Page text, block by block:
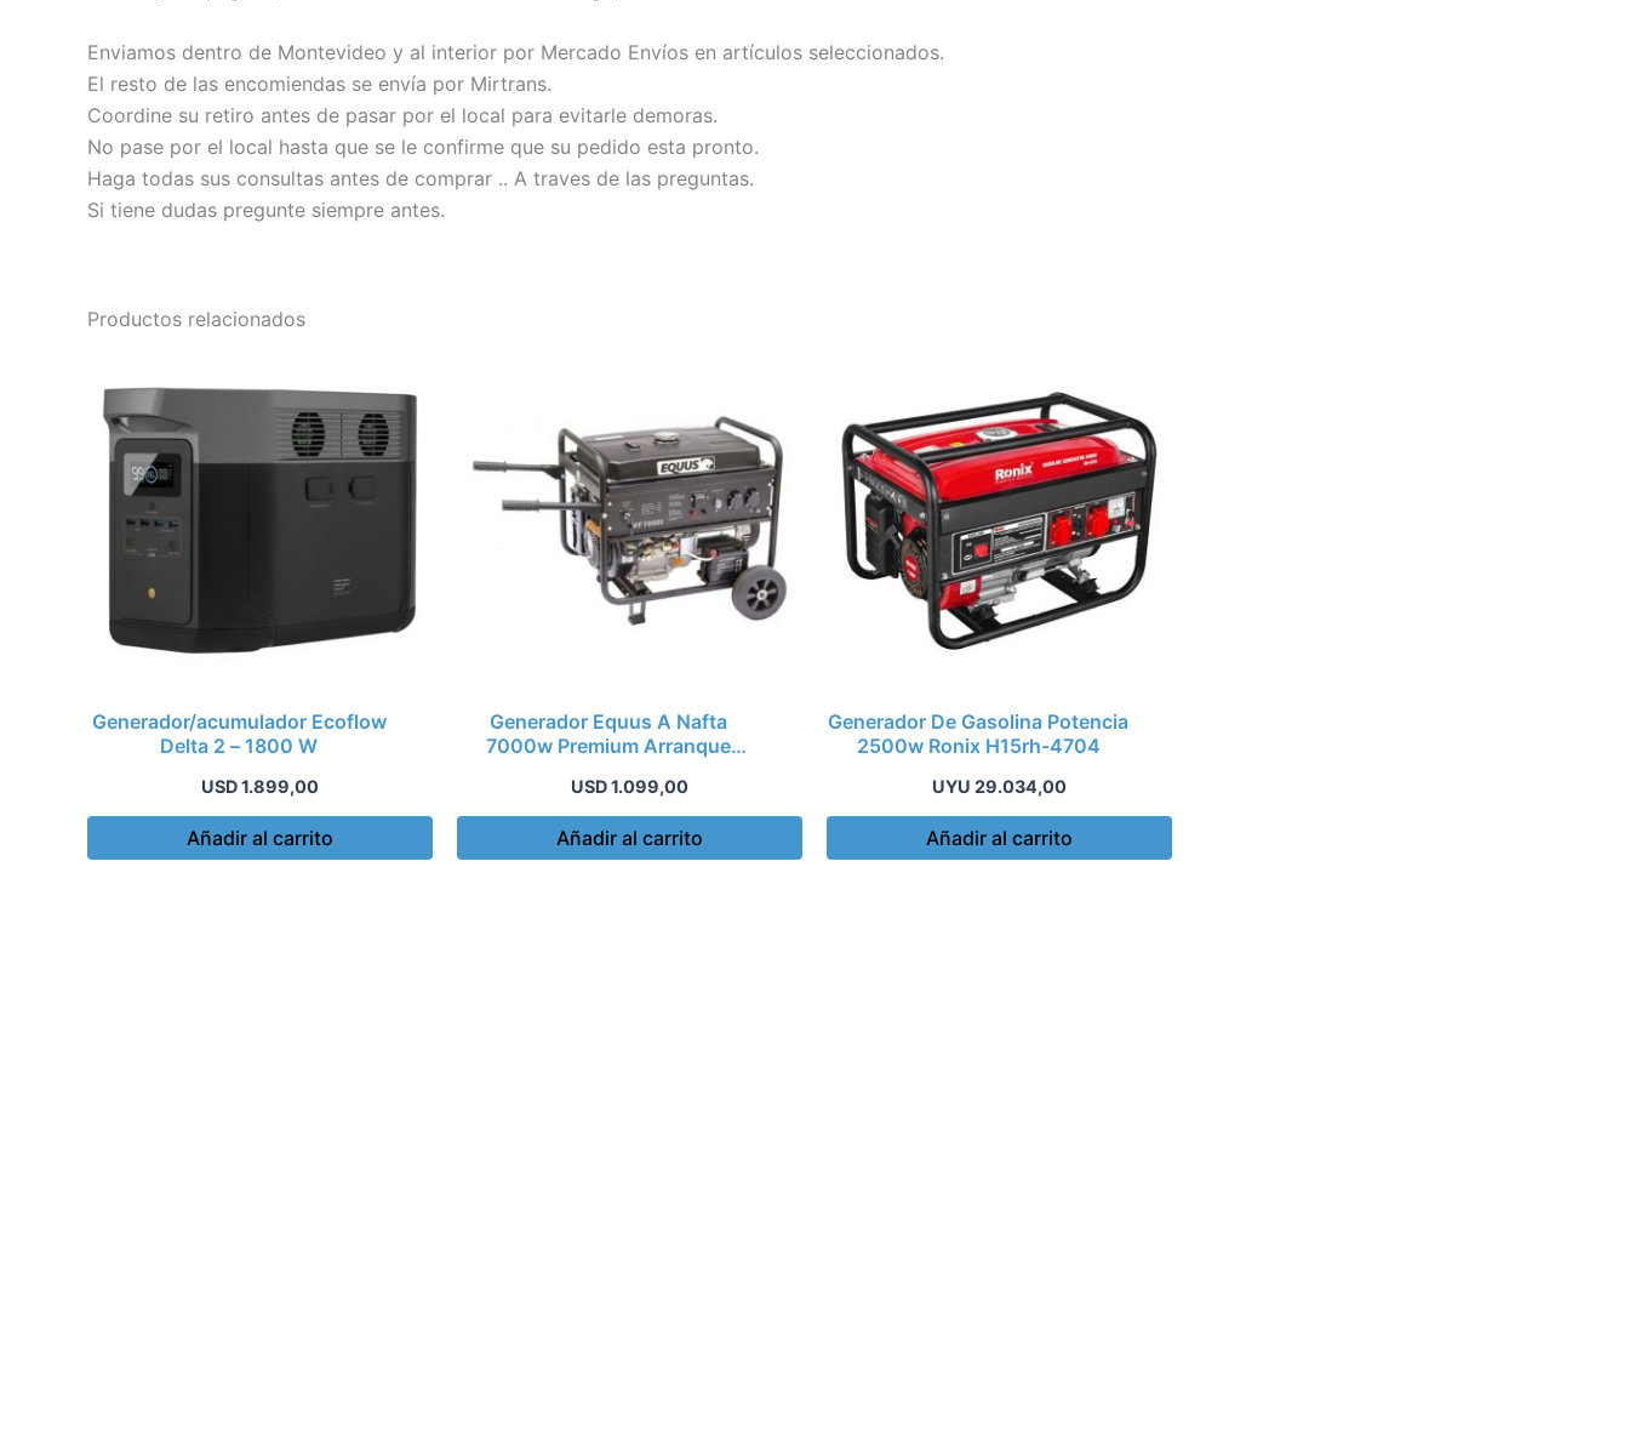
Enviamos dentro de Montevideo y al interior por Mercado Envíos en artículos seleccionados.
El resto de las encomiendas se envía por Mirtrans.
Coordine su retiro antes de pasar por el local para evitarle demoras.
No pase por el local hasta que se le confirme que su pedido esta pronto.
Haga todas sus consultas antes de comprar .. A traves de las preguntas.
Si tiene dudas pregunte siempre antes.
Productos relacionados
Generador/acumulador Ecoflow
Delta 2 – 1800 W
USD1.899,00
Añadir al carrito
Generador Equus A Nafta
7000w Premium Arranque
USD1.099,00
Añadir al carrito
Generador De Gasolina Potencia
2500w Ronix H15rh-4704
UYU 29.034,00
Añadir al carrito